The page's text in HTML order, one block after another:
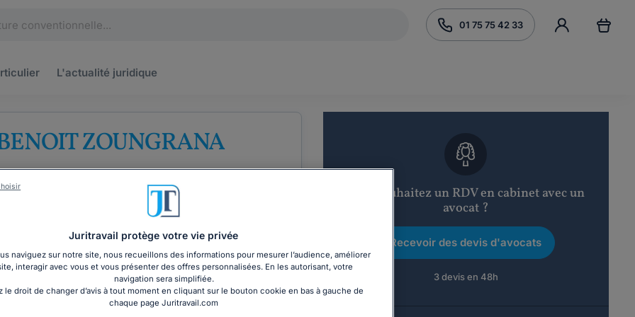
01 75 75 42 33
L'actualité juridique
ZOUNGRANA
barreau de Brive-la-Gaillarde
Droit de la famille
COORDONNÉES
Vous souhaitez un RDV en cabinet avec un
avocat ?
Recevoir des devis d'avocats
3 devis en 48h
Juritravail protège votre vie privée
naviguez sur notre site, nous recueillons des informations pour mesurer l’audience, améliorer
interagir avec vous et vous présenter des offres personnalisées. En les autorisant, votre
navigation sera simplifiée.
le droit de changer d’avis à tout moment en cliquant sur le bouton cookie en bas à gauche de
chaque page Juritravail.com